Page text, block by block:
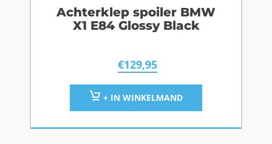
Achterklep spoiler BMW
X1 E84 Glossy Black
€129,95
+ IN WINKELMAND